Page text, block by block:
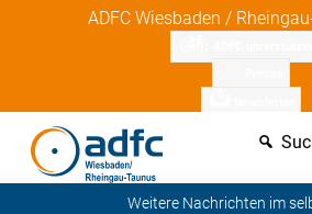
ADFC Wiesbaden /
Weitere Nachrichten im